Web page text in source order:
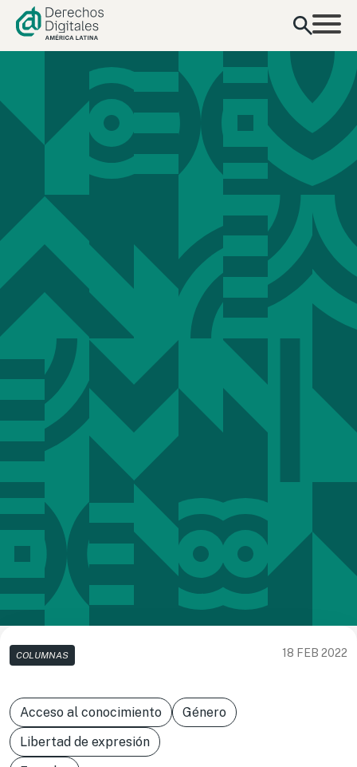
contenido
COLUMNAS 18 FEB 2022
Acceso al conocimiento
Género
Libertad de expresión